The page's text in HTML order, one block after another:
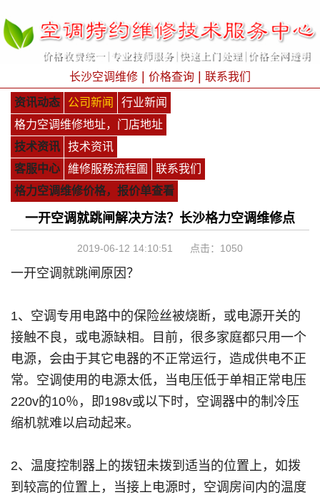
长沙空调维修 | 价格查询 | 联系我们
资讯动态 公司新闻
行业新闻
格力空调维修地址，门店地址
技术资讯
技术资讯
客服中心
維修服務流程圖
联系我们
格力空调维修价格，报价单查看
一开空调就跳闸解决方法？长沙格力空调维修点
2019-06-12 14:10:51 点击： 1050
一开空调就跳闸原因？
1、空调专用电路中的保险丝被烧断，或电源开关的
接触不良，或电源缺相。目前，很多家庭都只用一个
电源，会由于其它电器的不正常运行，造成供电不正
常。空调使用的电源太低，当电压低于单相正常电压
220v的10％，即198v或以下时，空调器中的制冷压
缩机就难以启动起来。
2、温度控制器上的拨钮未拨到适当的位置上，如拨
到较高的位置上，当接上电源时，空调房间内的温度